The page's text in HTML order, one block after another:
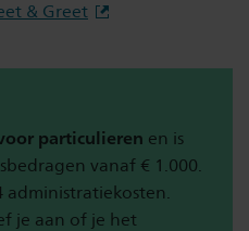
& Greet
particulieren en is
vanaf € 1.000.
administratiekosten.
je aan of je het